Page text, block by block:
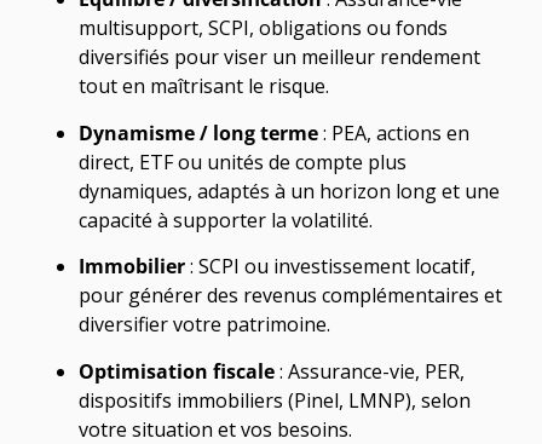
multisupport, SCPI, obligations ou fonds
diversifiés pour viser un meilleur rendement
tout en maîtrisant le risque.
Dynamisme / long terme: PEA, actions en
direct, ETF ou unités de compte plus
dynamiques, adaptés à un horizon long et une
capacité à supporter la volatilité.
Immobilier: SCPI ou investissement locatif,
pour générer des revenus complémentaires et
diversifier votre patrimoine.
Optimisation fiscale: Assurance-vie, PER,
dispositifs immobiliers (Pinel, LMNP), selon
votre situation et vos besoins.